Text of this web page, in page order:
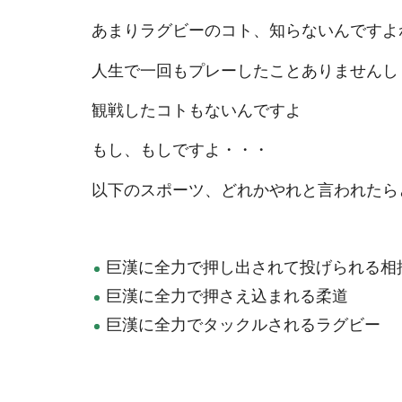
あまりラグビーのコト、知らないんですよ
人生で一回もプレーしたことありませんし
観戦したコトもないんですよ
もし、もしですよ・・・
以下のスポーツ、どれかやれと言われたら
巨漢に全力で押し出されて投げられる相
巨漢に全力で押さえ込まれる柔道
巨漢に全力でタックルされるラグビー